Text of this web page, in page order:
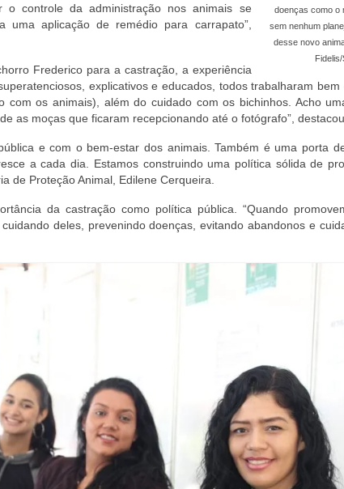
doenças como o
sem nenhum
desse novo
o controle da administração nos animais se
uma aplicação de remédio para carrapato”,
Frederico para a castração, a experiência
explicativos e educados, todos trabalharam
os animais), além do cuidado com os bichinhos. Acho
as moças que ficaram recepcionando até o fotógrafo”, destacou.
e com o bem-estar dos animais. Também é uma porta
a cada dia. Estamos construindo uma política sólida de
de Proteção Animal, Edilene Cerqueira.
da castração como política pública. “Quando
deles, prevenindo doenças, evitando abandonos e